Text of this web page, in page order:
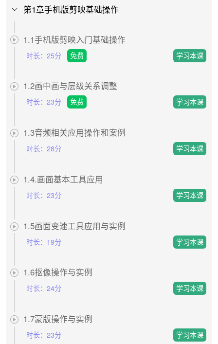
第1章手机版剪映基础操作
1.1手机版剪映入门基础操作
时长： 25分 免费
1.2画中画与层级关系调整
时长： 23分 免费
1.3音频相关应用操作和案例
时长： 28分
1.4.画面基本工具应用
时长： 23分
1.5画面变速工具应用与实例
时长： 19分
1.6抠像操作与实例
时长： 24分
1.7蒙版操作与实例
时长： 23分